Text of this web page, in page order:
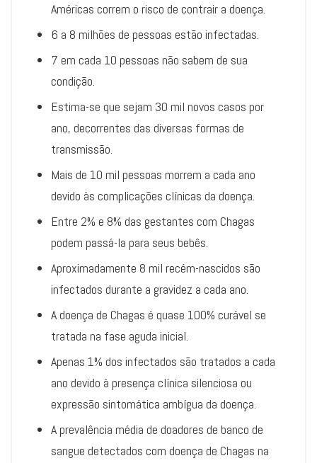
Américas correm o risco de contrair a doença.
6 a 8 milhões de pessoas estão infectadas.
7 em cada 10 pessoas não sabem de sua
condição.
Estima-se que sejam 30 mil novos casos por
ano, decorrentes das diversas formas de
transmissão.
Mais de 10 mil pessoas morrem a cada ano
devido às complicações clínicas da doença.
Entre 2% e 8% das gestantes com Chagas
podem passá-la para seus bebês.
Aproximadamente 8 mil recém-nascidos são
infectados durante a gravidez a cada ano.
A doença de Chagas é quase 100% curável se
tratada na fase aguda inicial.
Apenas 1% dos infectados são tratados a cada
ano devido à presença clínica silenciosa ou
expressão sintomática ambígua da doença.
A prevalência média de doadores de banco de
sangue detectados com doença de Chagas na